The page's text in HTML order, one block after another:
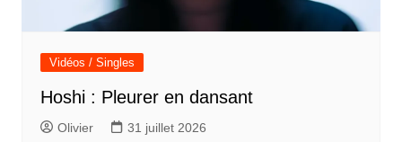
Vidéos / Singles
Hoshi : Pleurer en dansant
Olivier 31 juillet 2026